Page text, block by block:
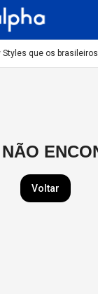
Styles que os
Voltar